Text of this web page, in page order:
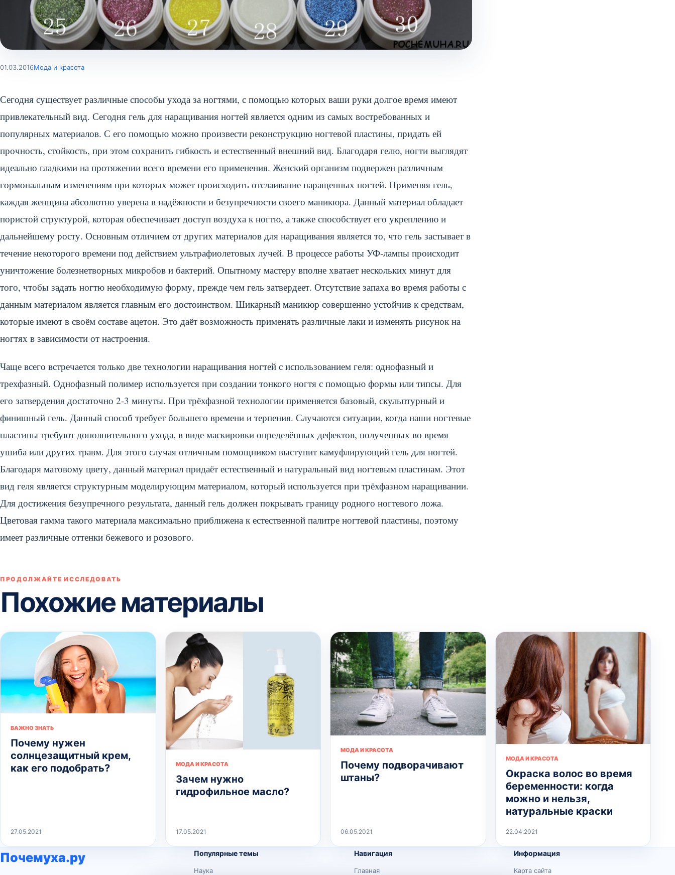
01.03.2016Мода и красота
Сегодня существует различные способы ухода за ногтями, с помощью которых ваши руки долгое время имеют
привлекательный вид. Сегодня гель для наращивания ногтей является одним из самых востребованных и
популярных материалов. С его помощью можно произвести реконструкцию ногтевой пластины, придать ей
прочность, стойкость, при этом сохранить гибкость и естественный внешний вид. Благодаря гелю, ногти выглядят
идеально гладкими на протяжении всего времени его применения. Женский организм подвержен различным
гормональным изменениям при которых может происходить отслаивание наращенных ногтей. Применяя гель,
каждая женщина абсолютно уверена в надёжности и безупречности своего маникюра. Данный материал обладает
пористой структурой, которая обеспечивает доступ воздуха к ногтю, а также способствует его укреплению и
дальнейшему росту. Основным отличием от других материалов для наращивания является то, что гель застывает в
течение некоторого времени под действием ультрафиолетовых лучей. В процессе работы УФ-лампы происходит
уничтожение болезнетворных микробов и бактерий. Опытному мастеру вполне хватает нескольких минут для
того, чтобы задать ногтю необходимую форму, прежде чем гель затвердеет. Отсутствие запаха во время работы с
данным материалом является главным его достоинством. Шикарный маникюр совершенно устойчив к средствам,
которые имеют в своём составе ацетон. Это даёт возможность применять различные лаки и изменять рисунок на
ногтях в зависимости от настроения.
Чаще всего встречается только две технологии наращивания ногтей с использованием геля: однофазный и
трехфазный. Однофазный полимер используется при создании тонкого ногтя с помощью формы или типсы. Для
его затвердения достаточно 2-3 минуты. При трёхфазной технологии применяется базовый, скульптурный и
финишный гель. Данный способ требует большего времени и терпения. Случаются ситуации, когда наши ногтевые
пластины требуют дополнительного ухода, в виде маскировки определённых дефектов, полученных во время
ушиба или других травм. Для этого случая отличным помощником выступит камуфлирующий гель для ногтей.
Благодаря матовому цвету, данный материал придаёт естественный и натуральный вид ногтевым пластинам. Этот
вид геля является структурным моделирующим материалом, который используется при трёхфазном наращивании.
Для достижения безупречного результата, данный гель должен покрывать границу родного ногтевого ложа.
Цветовая гамма такого материала максимально приближена к естественной палитре ногтевой пластины, поэтому
имеет различные оттенки бежевого и розового.
ПРОДОЛЖАЙТЕ ИССЛЕДОВАТЬ
Похожие материалы
ВАЖНО ЗНАТЬ
Почему нужен
солнцезащитный крем,
как его подобрать?
27.05.2021
МОДА И КРАСОТА
Зачем нужно
гидрофильное масло?
17.05.2021
МОДА И КРАСОТА
Почему подворачивают
штаны?
06.05.2021
МОДА И КРАСОТА
Окраска волос во время
беременности: когда
можно и нельзя,
натуральные краски
22.04.2021
Почемуха.ру Популярные темы
Наука
Навигация
Главная
Информация
Карта сайта